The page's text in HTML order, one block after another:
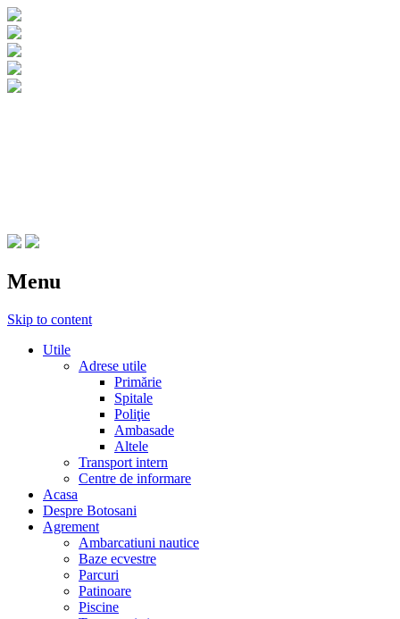
Menu
Skip to content
Utile
Adrese utile
Primărie
Spitale
Poliţie
Ambasade
Altele
Transport intern
Centre de informare
Acasa
Despre Botosani
Agrement
Ambarcatiuni nautice
Baze ecvestre
Parcuri
Patinoare
Piscine